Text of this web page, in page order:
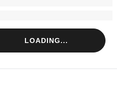
LOADING...